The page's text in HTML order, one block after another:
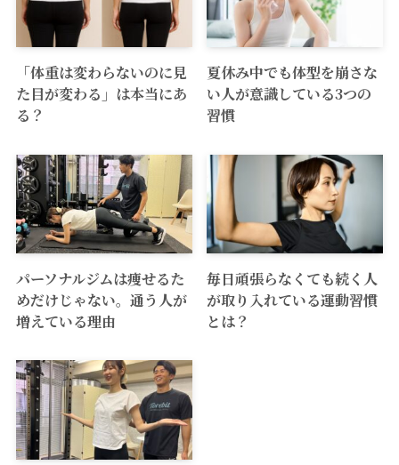
「体重は変わらないのに見
た目が変わる」は本当にあ
る？
夏休み中でも体型を崩さな
い人が意識している3つの
習慣
パーソナルジムは痩せるた
めだけじゃない。通う人が
増えている理由
毎日頑張らなくても続く人
が取り入れている運動習慣
とは？